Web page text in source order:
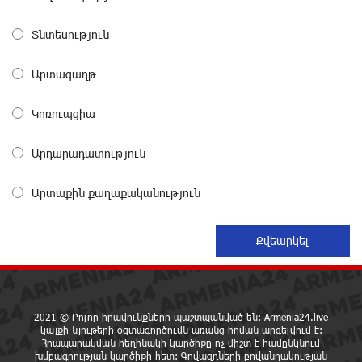
Իրանը պատրաստ է բացել Հորմուզի նեղուցը, եթե
փառատոն
քաղաքականությունը Հայաստանի նկատմամբ
1 օր առաջ
«Հայաքվե»-ի հայտարարությունից հետո WCC-ն
Տնտեսություն
Արտագաղթ
Կոռուպցիա
Արդարադատություն
Արտաքին քաղաքականություն
2021 © Բոլոր իրավունքները պաշտպանված են: Armenia24.live
կայքի նյութերի օգտագործումն առանց հղման արգելվում է:
Հրապարակման հեղինակի կարծիքը ոչ միշտ է համընկնում
խմբագրության կարծիքի հետ: Գովազդների բովանդակության